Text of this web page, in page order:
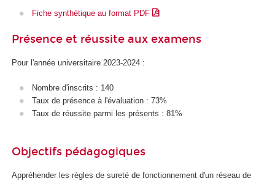
Fiche synthétique au format PDF
Présence et réussite aux examens
Pour l'année universitaire 2023-2024 :
Nombre d'inscrits : 140
Taux de présence à l'évaluation : 73%
Taux de réussite parmi les présents : 81%
Objectifs pédagogiques
Appréhender les règles de sureté de fonctionnement d'un réseau de